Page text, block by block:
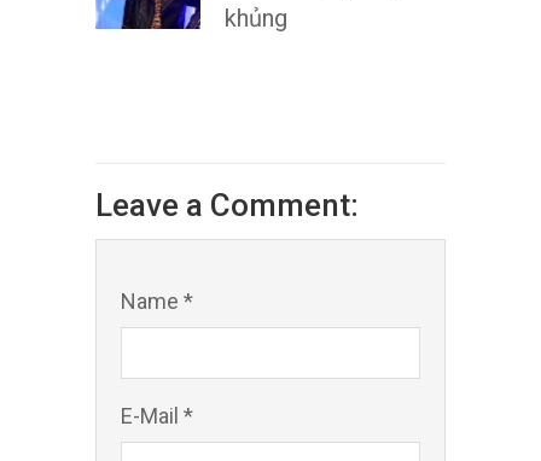
khủng
Leave a Comment:
Name *
E-Mail *